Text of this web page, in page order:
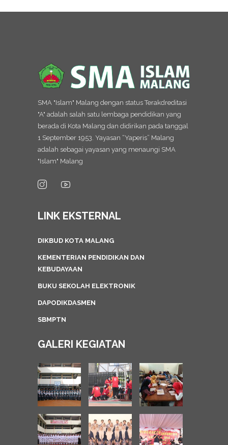
SMA "Islam" Malang dengan status Terakdreditasi
"A" adalah salah satu lembaga pendidikan yang
berada di Kota Malang dan didirikan pada tanggal
1 September 1953. Yayasan “Yaperis” Malang
adalah sebagai yayasan yang menaungi SMA
"Islam" Malang
LINK EKSTERNAL
DIKBUD KOTA MALANG
KEMENTERIAN PENDIDIKAN DAN
KEBUDAYAAN
BUKU SEKOLAH ELEKTRONIK
DAPODIKDASMEN
SBMPTN
GALERI KEGIATAN